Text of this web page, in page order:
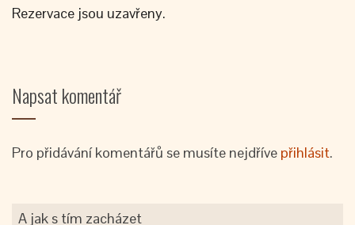
Rezervace jsou uzavřeny.
Napsat komentář
Pro přidávání komentářů se musíte nejdříve přihlásit.
A jak s tím zacházet